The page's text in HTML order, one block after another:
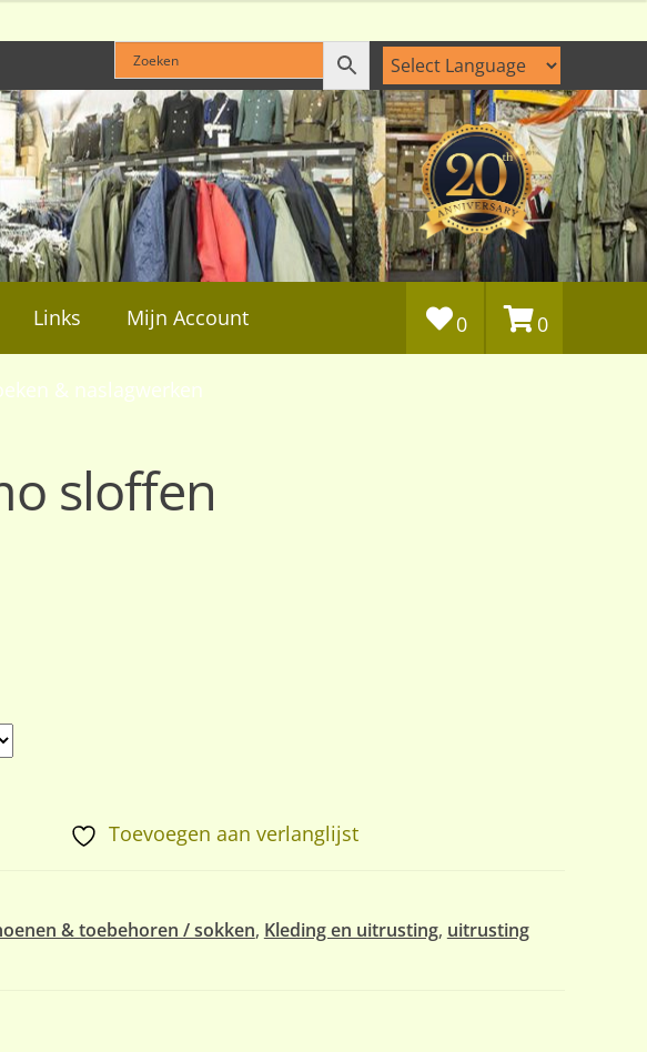
Links Mijn Account
& naslagwerken
0 0
sloffen
Toevoegen aan verlanglijst
& toebehoren / sokken, Kleding en uitrusting, uitrusting